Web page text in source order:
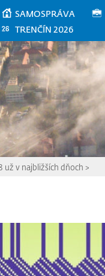
SAMOSPRÁVA
TRENČÍN 2026
už v najbližších dňoch >